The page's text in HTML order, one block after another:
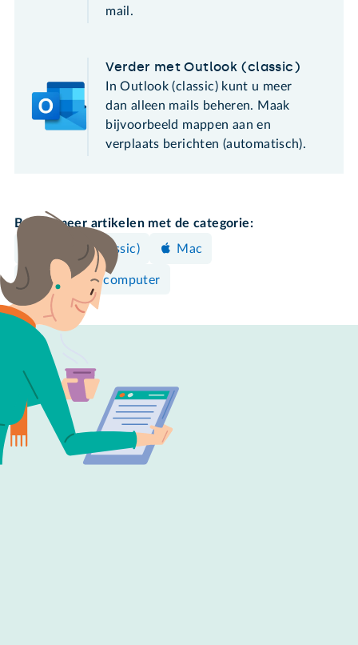
mail.
Verder met Outlook (classic)
In Outlook (classic) kunt u meer
dan alleen mails beheren. Maak
bijvoorbeeld mappen aan en
verplaats berichten (automatisch).
Bekijk meer artikelen met de categorie:
Outlook (classic)
Mac
Windows-computer